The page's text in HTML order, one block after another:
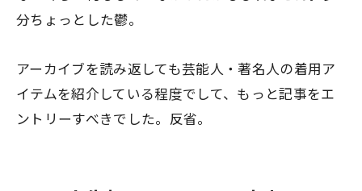
分ちょっとした鬱。
アーカイブを読み返しても芸能人・著名人の着用ア
イテムを紹介している程度でして、もっと記事をエ
ントリーすべきでした。反省。